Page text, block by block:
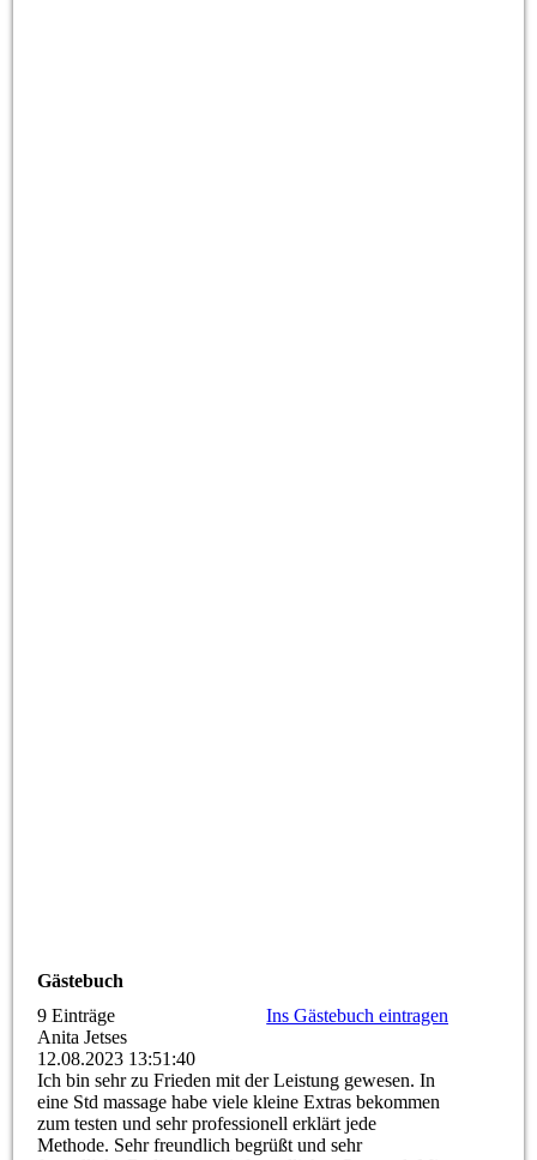
Gästebuch
9 Einträge
Ins Gästebuch eintragen
Anita Jetses
12.08.2023 13:51:40
Ich bin sehr zu Frieden mit der Leistung gewesen. In
eine Std massage habe viele kleine Extras bekommen
zum testen und sehr professionell erklärt jede
Methode. Sehr freundlich begrüßt und sehr